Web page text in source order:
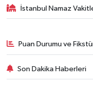
İstanbul Namaz
Puan Durumu ve
Son Dakika Haberleri